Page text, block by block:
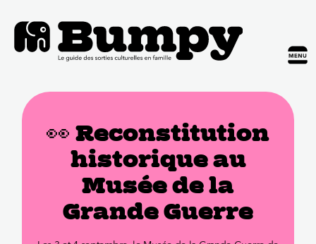
👀 Reconstitution
historique au
Musée de la
Grande Guerre